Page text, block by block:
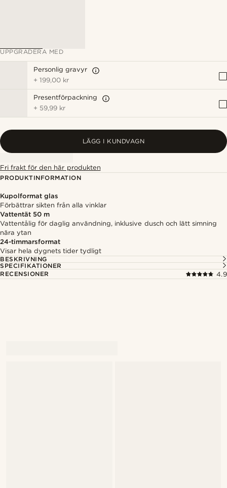
UPPGRADERA MED
Personlig gravyr
+199,00 kr
Presentförpackning
+ 59,99 kr
LÄGG I KUNDVAGN
Fri frakt för den här produkten
PRODUKTINFORMATION
Kupolformat glas
Förbättrar sikten från alla vinklar
Vattentät 50 m
Vattentålig för daglig användning, inklusive dusch och lätt simning
nära ytan
24-timmarsformat
Visar hela dygnets tider tydligt
BESKRIVNING
SPECIFIKATIONER
RECENSIONER
4.9